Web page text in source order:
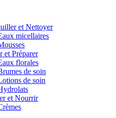
et Nettoyer
micellaires
et Préparer
florales
de soin
de soin
et Nourrir